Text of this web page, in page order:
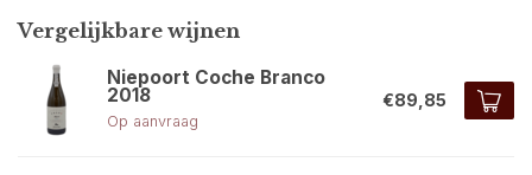
Vergelijkbare wijnen
Niepoort Coche Branco
2018
Op aanvraag
€89,85